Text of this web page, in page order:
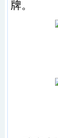
牌。